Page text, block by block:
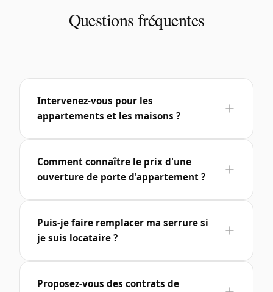
Questions fréquentes
Intervenez-vous pour les
appartements et les maisons ?
Comment connaître le prix d'une
ouverture de porte d'appartement ?
Puis-je faire remplacer ma serrure si
je suis locataire ?
Proposez-vous des contrats de